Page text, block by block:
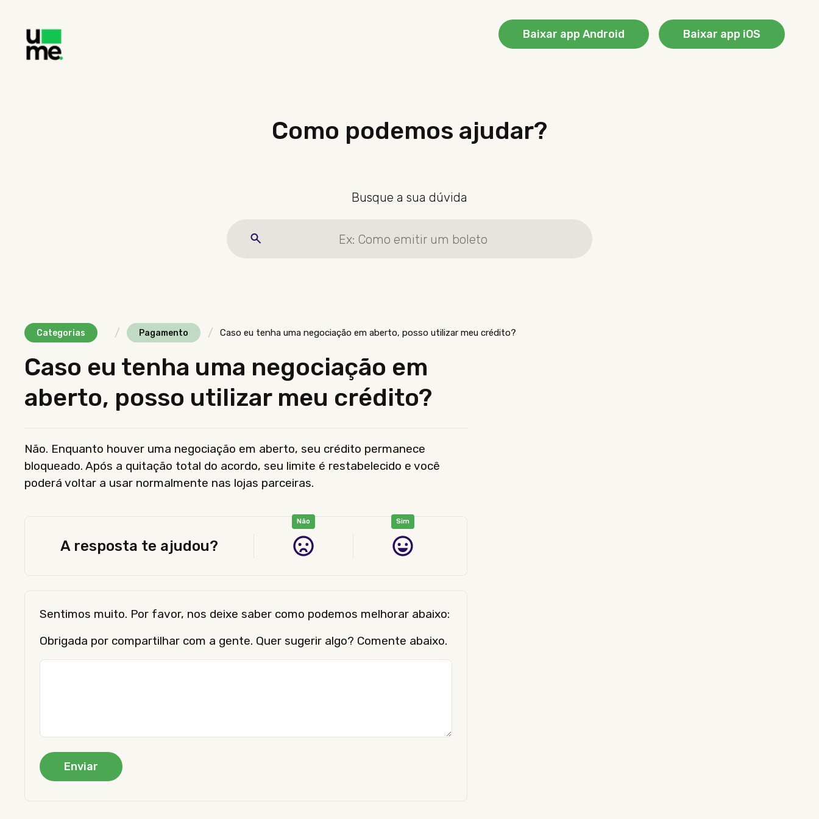
Baixar app Android Baixar app iOS
Como podemos ajudar?
Busque a sua dúvida
Categorias / Pagamento / Caso eu tenha uma negociação em aberto, posso utilizar meu crédito?
Caso eu tenha uma negociação em
aberto, posso utilizar meu crédito?
Não. Enquanto houver uma negociação em aberto, seu crédito permanece
bloqueado. Após a quitação total do acordo, seu limite é restabelecido e você
poderá voltar a usar normalmente nas lojas parceiras.
A resposta te ajudou?
Não Sim
Sentimos muito. Por favor, nos deixe saber como podemos melhorar abaixo:
Obrigada por compartilhar com a gente. Quer sugerir algo? Comente abaixo.